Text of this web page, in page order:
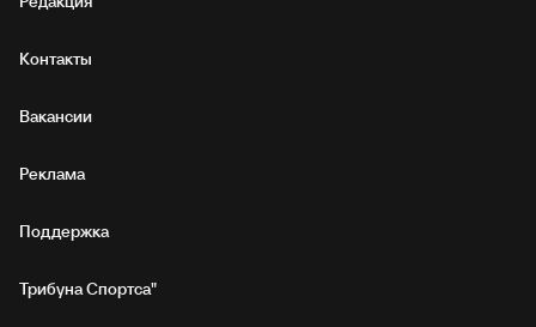
Контакты
Вакансии
Реклама
Поддержка
Трибуна Спортса"